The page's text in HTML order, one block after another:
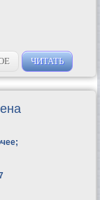
ЧИТАТЬ
;